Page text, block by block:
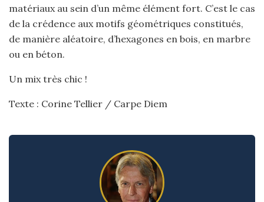
matériaux au sein d’un même élément fort. C’est le cas
de la crédence aux motifs géométriques constitués,
de manière aléatoire, d’hexagones en bois, en marbre
ou en béton.
Un mix très chic !
Texte : Corine Tellier / Carpe Diem